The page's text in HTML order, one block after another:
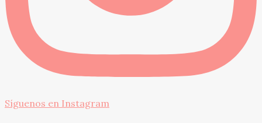
Síguenos en Instagram